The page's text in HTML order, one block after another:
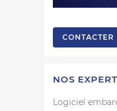
CONTACTER
NOS
Logiciel